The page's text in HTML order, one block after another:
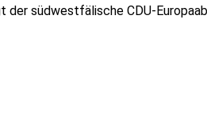
der südwestfälische CDU-